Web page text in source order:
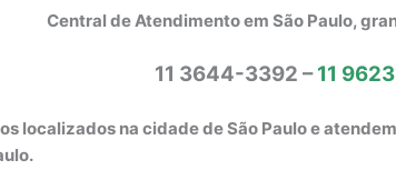
Central de Atendimento em São Paulo,
11 3644-3392 –11
localizados na cidade de São Paulo e